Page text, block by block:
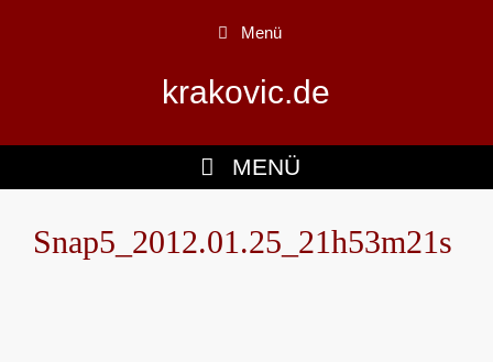
Menü
krakovic.de
MENÜ
Snap5_2012.01.25_21h53m21s